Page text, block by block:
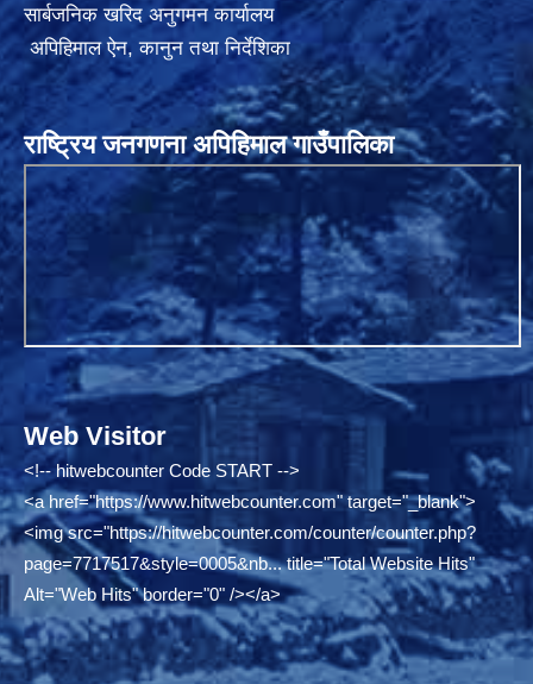
सार्बजनिक खरिद अनुगमन कार्यालय
अपिहिमाल ऐन, कानुन तथा निर्देशिका
राष्ट्रिय जनगणना अपिहिमाल गाउँपालिका
Web Visitor
<!-- hitwebcounter Code START -->
<a href="https://www.hitwebcounter.com"target="_blank">
<img src="https://hitwebcounter.com/counter/counter.php?
page=7717517&style=0005&nb...title="Total Website Hits"
Alt="Web Hits" border="0" /></a>